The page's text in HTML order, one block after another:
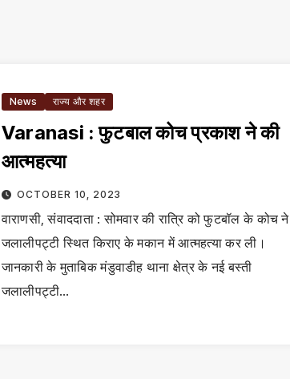
News राज्य और शहर
Varanasi : फुटबाल कोच प्रकाश ने की
आत्महत्या
OCTOBER 10, 2023
वाराणसी, संवाददाता : सोमवार की रात्रि को फुटबॉल के कोच ने
जलालीपट्टी स्थित किराए के मकान में आत्महत्या कर ली।
जानकारी के मुताबिक मंडुवाडीह थाना क्षेत्र के नई बस्ती
जलालीपट्टी…